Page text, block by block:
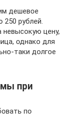
дешевое
рублей.
невысокую цену,
однако для
таки долгое
при
по